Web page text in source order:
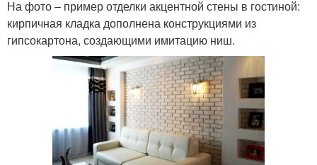
На фото – пример отделки акцентной стены в гостиной:
кирпичная кладка дополнена конструкциями из
гипсокартона, создающими имитацию ниш.